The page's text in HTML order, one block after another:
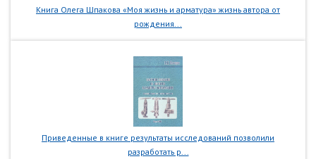
Книга Олега Шпакова «Моя жизнь и арматура» жизнь автора от
рождения...
Приведенные в книге результаты исследований позволили
разработать р...